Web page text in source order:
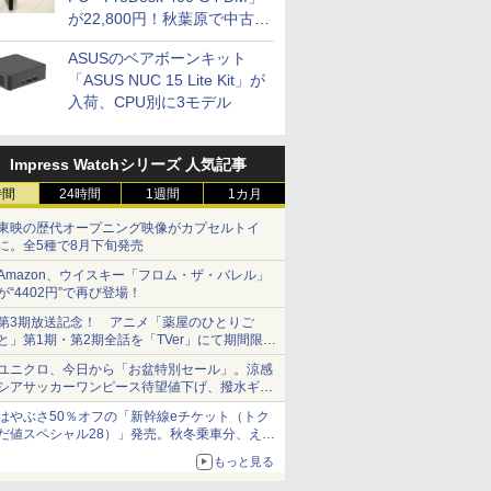
が22,800円！秋葉原で中古
PCセール
ASUSのベアボーンキット
「ASUS NUC 15 Lite Kit」が
入荷、CPU別に3モデル
Impress Watchシリーズ 人気記事
24時間 1週間 1カ月
映の歴代オープニング映像がカプセルトイ
。全5種で8月下旬発売
、ウイスキー「フロム・ザ・バレル」
“4402円”で再び登場！
3期放送記念！ アニメ「薬屋のひとりご
」第1期・第2期全話を「TVer」にて期間限定
順次無料配信開始
ニクロ、今日から「お盆特別セール」。涼感
アサッカーワンピース待望値下げ、撥水ギア
ョーツは1990円に
やぶさ50％オフの「新幹線eチケット（トク
値スペシャル28）」発売。秋冬乗車分、えき
もっと見る